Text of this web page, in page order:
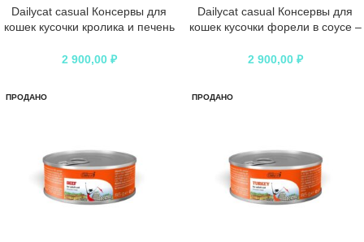
Dailycat casual Консервы для
кошек кусочки кролика и печень
2 900,00 ₽
Dailycat casual Консервы для
кошек кусочки форели в соусе –
2 900,00 ₽
ПРОДАНО ПРОДАНО